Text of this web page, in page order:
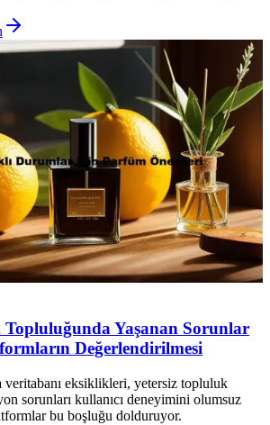
Yaşanan Sorunlar
Değerlendirilmesi
eksiklikleri, yetersiz topluluk
sorunları kullanıcı deneyimini olumsuz
bu boşluğu dolduruyor.